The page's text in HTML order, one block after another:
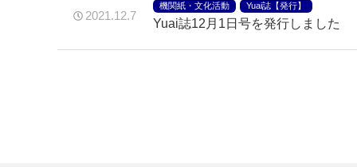
2021.12.7
機関紙・文化活動 Yuai誌【発行】
Yuai誌12月1日号を発行しました